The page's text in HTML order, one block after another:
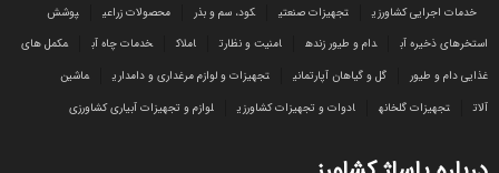
خدمات اجرایی کشاورزی تجهیزات صنعتی کود، سم و بذر محصولات زراعی
پوشش
استخرهای ذخیره آب
دام و طیور زنده امنیت و نظارت املاک خدمات چاه آب
مکمل های
غذایی دام و طیور
گل و گیاهان آپارتمانی تجهیزات و لوازم مرغداری و دامداری
ماشین
آلات
تجهیزات گلخانه ادوات و تجهیزات کشاورزی لوازم و تجهیزات آبیاری کشاورزی